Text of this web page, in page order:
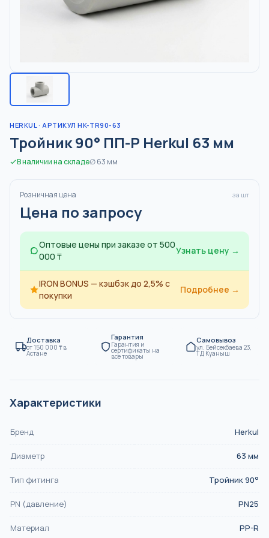
HERKUL · АРТИКУЛ HK-TR90-63
Тройник 90° ПП-Р Herkul 63 мм
В наличии на складе∅63 мм
Розничная цена за шт
Цена по запросу
Оптовые цены при заказе от 500
000 ₸
Узнать цену →
IRON BONUS — кэшбэк до 2,5% с
покупки
Подробнее →
Доставка
от150 000 ₸в
Астане
Гарантия
Гарантия и
сертификаты на
все товары
Самовывоз
ул. Бейсекбаева 23,
ТД Куаныш
Характеристики
Бренд Herkul
Диаметр 63 мм
Тип фитинга Тройник 90°
PN (давление) PN25
Материал PP-R